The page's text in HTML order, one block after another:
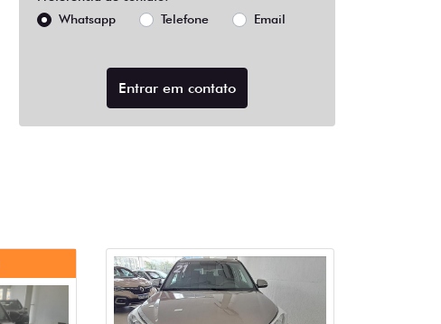
Whatsapp
Telefone Email
Entrar em contato